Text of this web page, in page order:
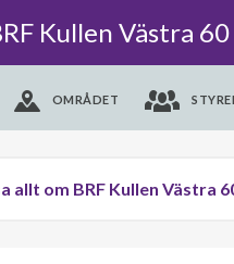
Kullen Västra 60
OMRÅDET
allt om BRF Kullen Västra